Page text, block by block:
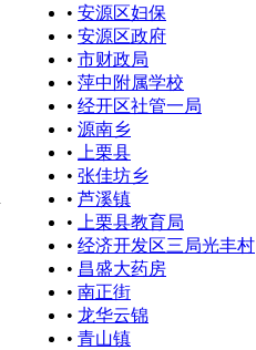
• 安源区妇保
• 安源区政府
• 市财政局
• 萍中附属学校
• 经开区社管一局
• 源南乡
•
上栗县
• 张佳坊乡
• 芦溪镇
•
上栗县教育局
• 经济开发区三局光丰村
• 昌盛大药房
• 南正街
• 龙华云锦
• 青山镇